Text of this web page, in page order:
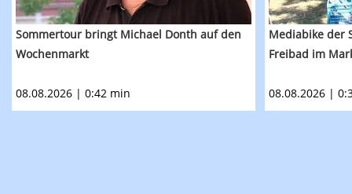
Sommertour bringt Michael Donth auf den
Wochenmarkt
08.08.2026 | 0:42 min
Mediabike der
Freibad im
08.08.2026 |